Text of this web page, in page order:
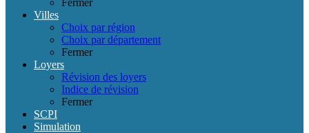
Fermer
Villes
Choix par région
Choix par département
Fermer
Loyers
Révision des loyers
Indice de révision
Fermer
SCPI
Simulation